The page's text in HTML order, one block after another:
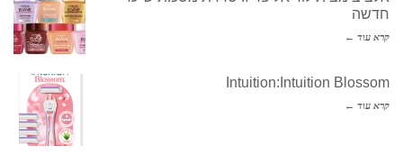
חדשה
קרא עוד ←
Intuition:Intuition Blossom
קרא עוד ←